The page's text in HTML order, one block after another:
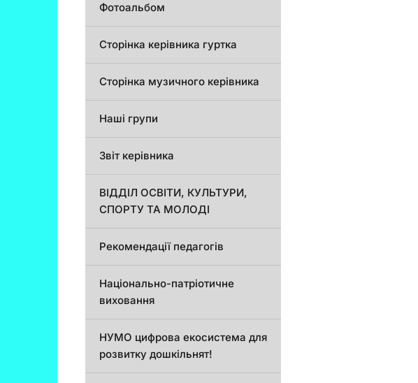
Фотоальбом
Сторінка керівника гуртка
Сторінка музичного керівника
Наші групи
Звіт керівника
ВІДДІЛ ОСВІТИ, КУЛЬТУРИ,
СПОРТУ ТА МОЛОДІ
Рекомендації педагогів
Національно-патріотичне
виховання
НУМО цифрова екосистема для
розвитку дошкільнят!